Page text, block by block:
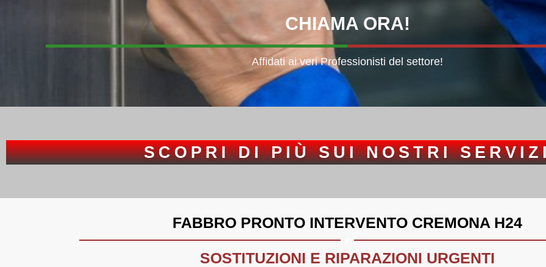
CHIAMA ORA!
Affidati ai veri Professionisti del settore!
SCOPRI DI PIÙ SUI NOSTRI
FABBRO PRONTO INTERVENTO CREMONA H24
.
SOSTITUZIONI E RIPARAZIONI URGENTI